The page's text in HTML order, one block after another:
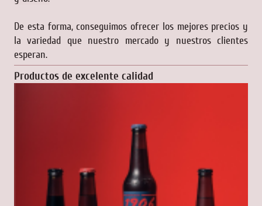
De esta forma, conseguimos ofrecer los mejores precios y
la variedad que nuestro mercado y nuestros clientes
esperan.
Productos de excelente calidad